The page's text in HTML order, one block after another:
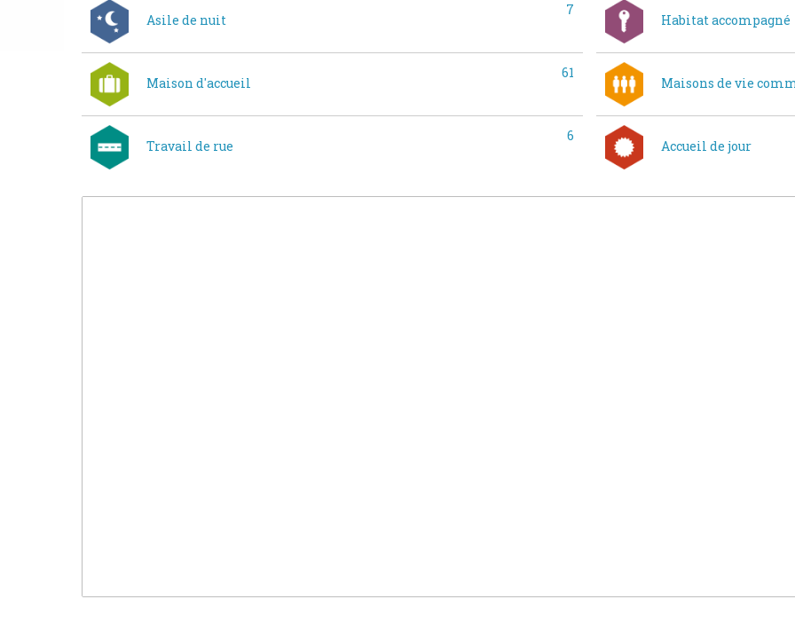
Asile de nuit
7
Habitat accompagné
Maison d'accueil
61
Maisons de vie
Travail de rue
6
Accueil de jour